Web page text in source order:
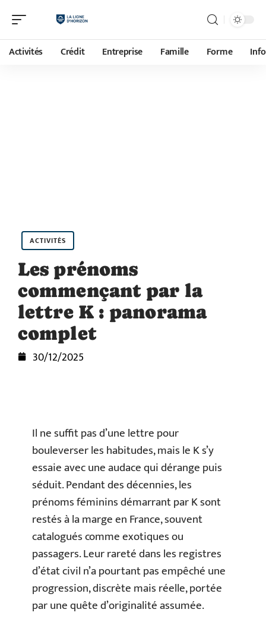
Activités Crédit Entreprise Famille Forme
ACTIVITÉS
Les prénoms
commençant par la
lettre K : panorama
complet
30/12/2025
Il ne suffit pas d’une lettre pour
bouleverser les habitudes, mais le K s’y
essaie avec une audace qui dérange puis
séduit. Pendant des décennies, les
prénoms féminins démarrant par K sont
restés à la marge en France, souvent
catalogués comme exotiques ou
passagers. Leur rareté dans les registres
d’état civil n’a pourtant pas empêché une
progression, discrète mais réelle, portée
par une quête d’originalité assumée.